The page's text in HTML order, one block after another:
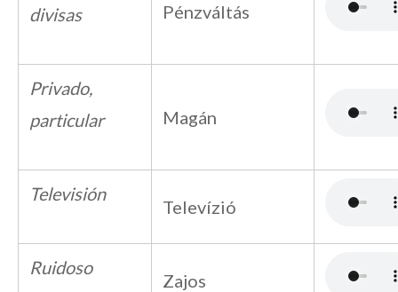
divisas
Pénzváltás
Privado,
particular
Magán
Televisión
Televízió
Ruidoso
Zajos